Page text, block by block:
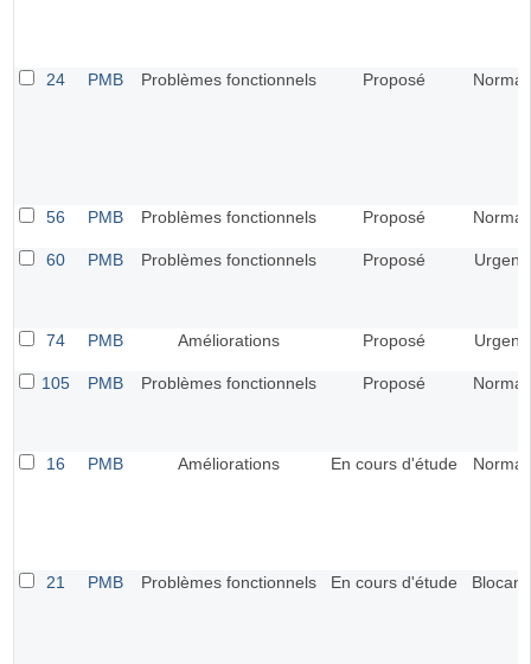
24 PMB Problèmes fonctionnels Proposé Normal
56 PMB Problèmes fonctionnels Proposé Normal
60 PMB Problèmes fonctionnels Proposé Urgent
74 PMB Améliorations Proposé Urgent
105 PMB Problèmes fonctionnels Proposé Normal
16 PMB Améliorations En cours d'étude Normal
21 PMB Problèmes fonctionnels En cours d'étude Blocant